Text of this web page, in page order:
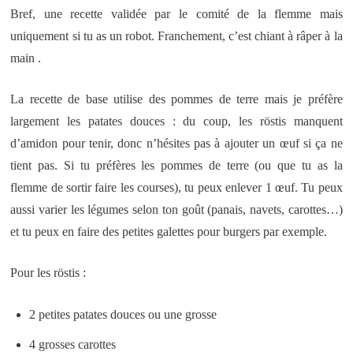
Bref, une recette validée par le comité de la flemme mais
uniquement si tu as un robot. Franchement, c’est chiant à râper à la
main .
La recette de base utilise des pommes de terre mais je préfère
largement les patates douces : du coup, les röstis manquent
d’amidon pour tenir, donc n’hésites pas à ajouter un œuf si ça ne
tient pas. Si tu préfères les pommes de terre (ou que tu as la
flemme de sortir faire les courses), tu peux enlever 1 œuf. Tu peux
aussi varier les légumes selon ton goût (panais, navets, carottes…)
et tu peux en faire des petites galettes pour burgers par exemple.
Pour les röstis :
2 petites patates douces ou une grosse
4 grosses carottes